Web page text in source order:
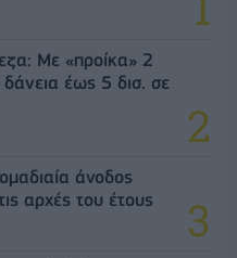
Με «προίκα» 2
δάνεια έως 5 δισ. σε
άνοδος
αρχές του έτους